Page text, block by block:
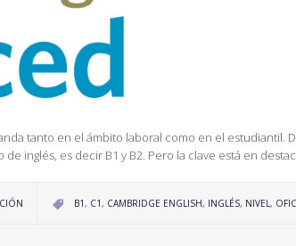
tanto en el ámbito laboral como en el estudiantil.
inglés, es decir B1 y B2. Pero la clave está en
 CATEGORY
B1, C1, CAMBRIDGE ENGLISH, INGLÉS, NIVEL,